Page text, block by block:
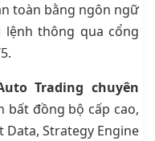
toàn bằng ngôn ngữ
lệnh thông qua cổng
Trading chuyên
bất đồng bộ cấp cao,
Strategy Engine